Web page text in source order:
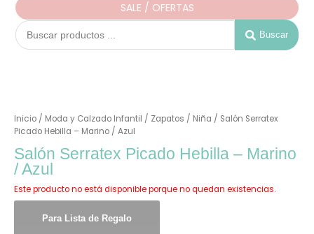
SALE / OFERTAS
Search
Buscar
Inicio/ Moda y Calzado Infantil / Zapatos / Niña / Salón Serratex
Picado Hebilla – Marino / Azul
Salón Serratex Picado Hebilla – Marino
/ Azul
Este producto no está disponible porque no quedan existencias.
Para Lista de Regalo